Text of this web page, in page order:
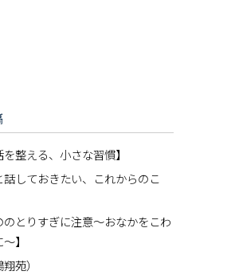
を整える、小さな習慣】
話しておきたい、これからのこ
のとりすぎに注意〜おなかをこわ
】
苑）